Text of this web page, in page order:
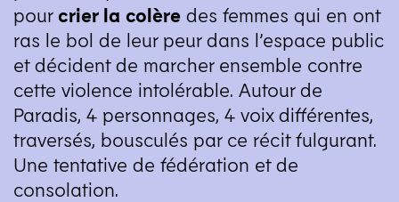
pourcrier la colèredes femmes qui en ont
ras le bol de leur peur dans l’espace public
et décident de marcher ensemble contre
cette violence intolérable. Autour de
Paradis, 4 personnages, 4 voix différentes,
traversés, bousculés par ce récit fulgurant.
Une tentative de fédération et de
consolation.